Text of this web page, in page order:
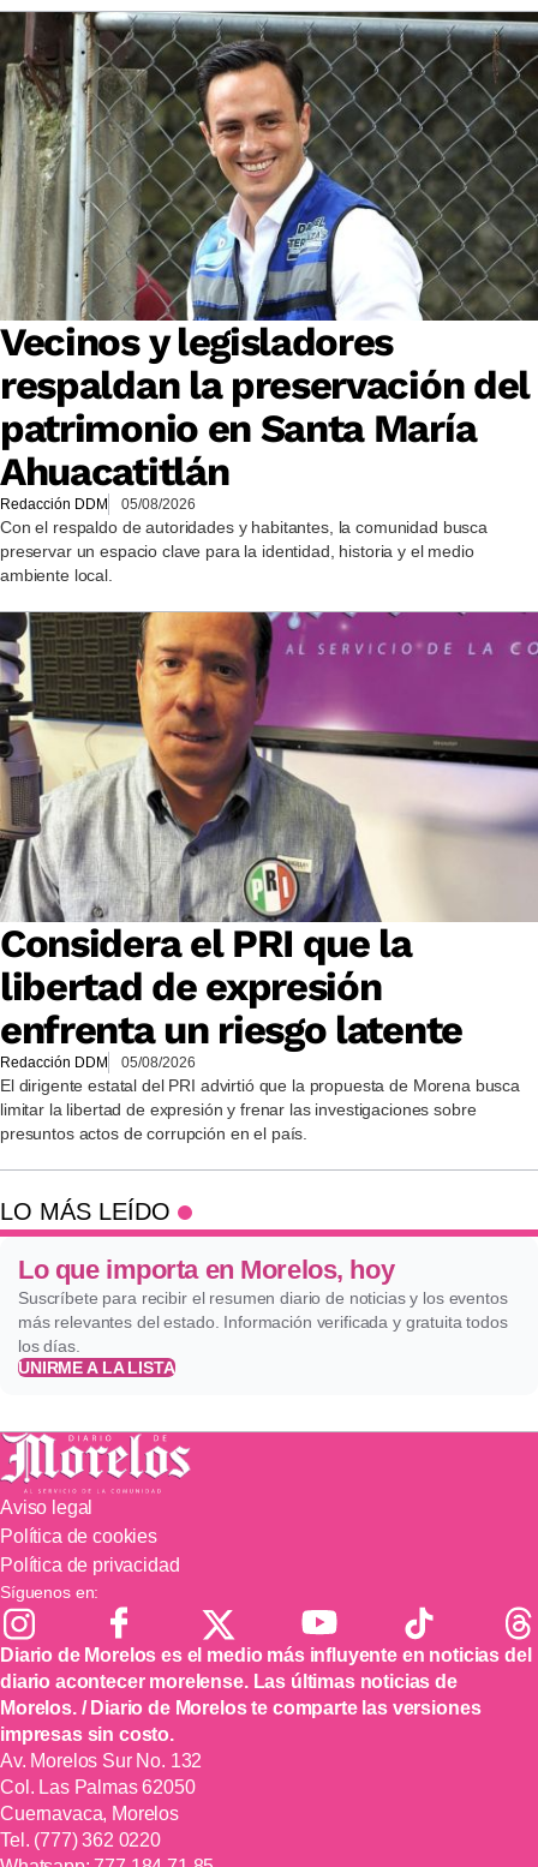
Vecinos y legisladores
respaldan la preservación del
patrimonio en Santa María
Ahuacatitlán
Redacción DDM 05/08/2026
Con el respaldo de autoridades y habitantes, la comunidad busca
preservar un espacio clave para la identidad, historia y el medio
ambiente local.
Considera el PRI que la
libertad de expresión
enfrenta un riesgo latente
Redacción DDM 05/08/2026
El dirigente estatal del PRI advirtió que la propuesta de Morena busca
limitar la libertad de expresión y frenar las investigaciones sobre
presuntos actos de corrupción en el país.
LO MÁS LEÍDO
Lo que importa en Morelos, hoy
Suscríbete para recibir el resumen diario de noticias y los eventos
más relevantes del estado. Información verificada y gratuita todos
los días.
UNIRME A LA LISTA
Aviso legal
Política de cookies
Política de privacidad
Síguenos en:
Diario de Morelos es el medio más influyente en noticias del
diario acontecer morelense. Las últimas noticias de
Morelos. / Diario de Morelos te comparte las versiones
impresas sin costo.
Av. Morelos Sur No. 132
Col. Las Palmas 62050
Cuernavaca, Morelos
Tel. (777) 362 0220